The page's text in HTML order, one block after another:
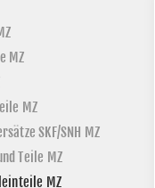
MZ
MZ
SKF/SNH MZ
Teile MZ
MZ